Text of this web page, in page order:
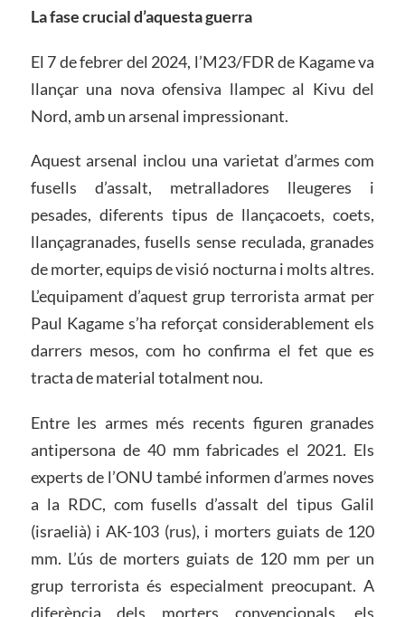
La fase crucial d’aquesta guerra
El 7 de febrer del 2024, l’M23/FDR de Kagame va
llançar una nova ofensiva llampec al Kivu del
Nord, amb un arsenal impressionant.
Aquest arsenal inclou una varietat d’armes com
fusells d’assalt, metralladores lleugeres i
pesades, diferents tipus de llançacoets, coets,
llançagranades, fusells sense reculada, granades
de morter, equips de visió nocturna i molts altres.
L’equipament d’aquest grup terrorista armat per
Paul Kagame s’ha reforçat considerablement els
darrers mesos, com ho confirma el fet que es
tracta de material totalment nou.
Entre les armes més recents figuren granades
antipersona de 40 mm fabricades el 2021. Els
experts de l’ONU també informen d’armes noves
a la RDC, com fusells d’assalt del tipus Galil
(israelià) i AK-103 (rus), i morters guiats de 120
mm. L’ús de morters guiats de 120 mm per un
grup terrorista és especialment preocupant. A
diferència dels morters convencionals, els